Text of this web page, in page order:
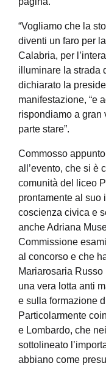
“Vogliamo che la
diventi un faro per
Calabria, per
illuminare la strada
dichiarato la
manifestazione, “e
rispondiamo a gran
parte stare”.
Commosso
all’evento, che si è
comunità del liceo
prontamente al suo
coscienza civica e
anche Adriana
Commissione
al concorso e che
Mariarosaria
una vera lotta anti
e sulla formazione
Particolarmente
e Lombardo, che
sottolineato
abbiano come